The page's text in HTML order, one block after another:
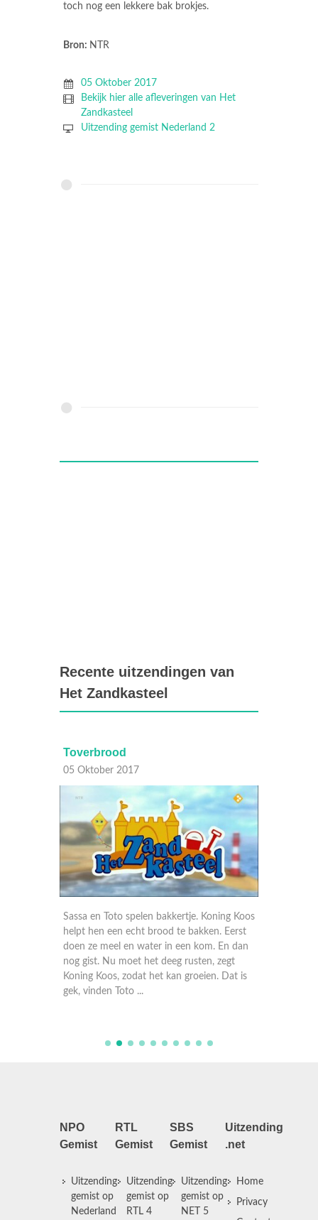
toch nog een lekkere bak brokjes.
Bron: NTR
05 Oktober 2017
Bekijk hier alle afleveringen van Het
Zandkasteel
Uitzending gemist Nederland 2
Recente uitzendingen van
Het Zandkasteel
Toverbrood
05 Oktober 2017
Sassa en Toto spelen bakkertje. Koning Koos
helpt hen een echt brood te bakken. Eerst
doen ze meel en water in een kom. En dan
nog gist. Nu moet het deeg rusten, zegt
Koning Koos, zodat het kan groeien. Dat is
gek, vinden Toto ...
NPO
Gemist
Uitzending
gemist op
Nederland
RTL
Gemist
Uitzending
gemist op
RTL 4
SBS
Gemist
Uitzending
gemist op
NET 5
Uitzending
.net
Home
Privacy